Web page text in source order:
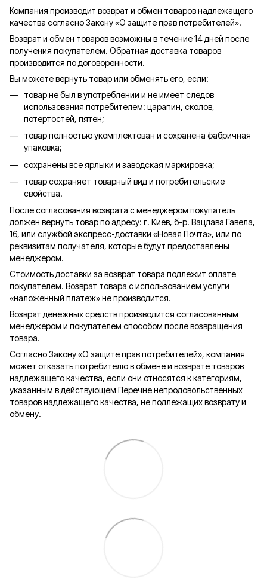
Компания производит возврат и обмен товаров надлежащего
качества согласно Закону «О защите прав потребителей».
Возврат и обмен товаров возможны в течение 14 дней после
получения покупателем. Обратная доставка товаров
производится по договоренности.
Вы можете вернуть товар или обменять его, если:
товар не был в употреблении и не имеет следов
использования потребителем: царапин, сколов,
потертостей, пятен;
товар полностью укомплектован и сохранена фабричная
упаковка;
сохранены все ярлыки и заводская маркировка;
товар сохраняет товарный вид и потребительские
свойства.
После согласования возврата с менеджером покупатель
должен вернуть товар по адресу: г. Киев, б-р. Вацлава Гавела,
16, или службой экспресс-доставки «Новая Почта», или по
реквизитам получателя, которые будут предоставлены
менеджером.
Стоимость доставки за возврат товара подлежит оплате
покупателем. Возврат товара с использованием услуги
«наложенный платеж» не производится.
Возврат денежных средств производится согласованным
менеджером и покупателем способом после возвращения
товара.
Согласно Закону «О защите прав потребителей», компания
может отказать потребителю в обмене и возврате товаров
надлежащего качества, если они относятся к категориям,
указанным в действующем Перечне непродовольственных
товаров надлежащего качества, не подлежащих возврату и
обмену.